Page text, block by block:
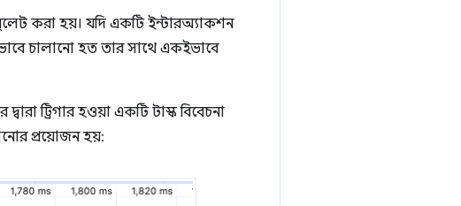
করা হয়। যদি একটি ইন্টারঅ্যাকশন
চালানো হত তার সাথে একইভাবে
ট্রিগার হওয়া একটি টাস্ক বিবেচনা
প্রয়োজন হয়: